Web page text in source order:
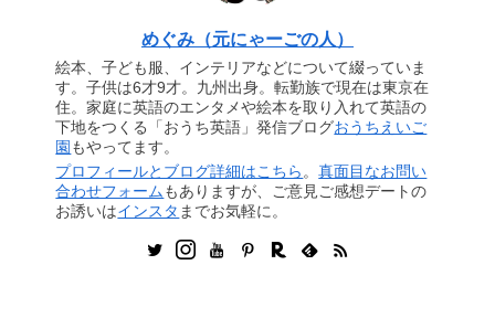
めぐみ（元にゃーごの人）
絵本、子ども服、インテリアなどについて綴っていま
す。子供は6才9才。九州出身。転勤族で現在は東京在
住。家庭に英語のエンタメや絵本を取り入れて英語の
下地をつくる「おうち英語」発信ブログおうちえいご
園 もやってます。
プロフィールとブログ詳細はこちら。真面目なお問い
合わせフォームもありますが、ご意見ご感想デートの
お誘いはインスタ までお気軽に。